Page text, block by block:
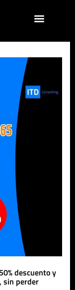
descuento y
sin perder